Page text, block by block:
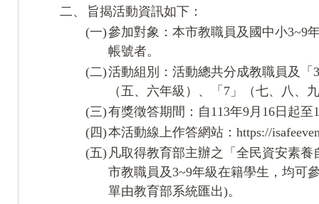
二、
旨揭活動資訊如下：
(一)參加對象：本市教職員及國中小3~9
帳號者。
(二)活動組別：活動總共分成教職員及「
（五、六年級）、「7」（七、八、
(三)有獎徵答期間：自113年9月16日起至
(四)本活動線上作答網站：https://
(五) 凡取得教育部主辦之「全民資安素
市教職員及3~9年級在籍學生，均可
單由教育部系統匯出)。